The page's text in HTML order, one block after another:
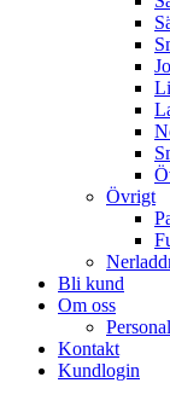
Övrigt
Bli kund
Om oss
Personal
Kontakt
Kundlogin